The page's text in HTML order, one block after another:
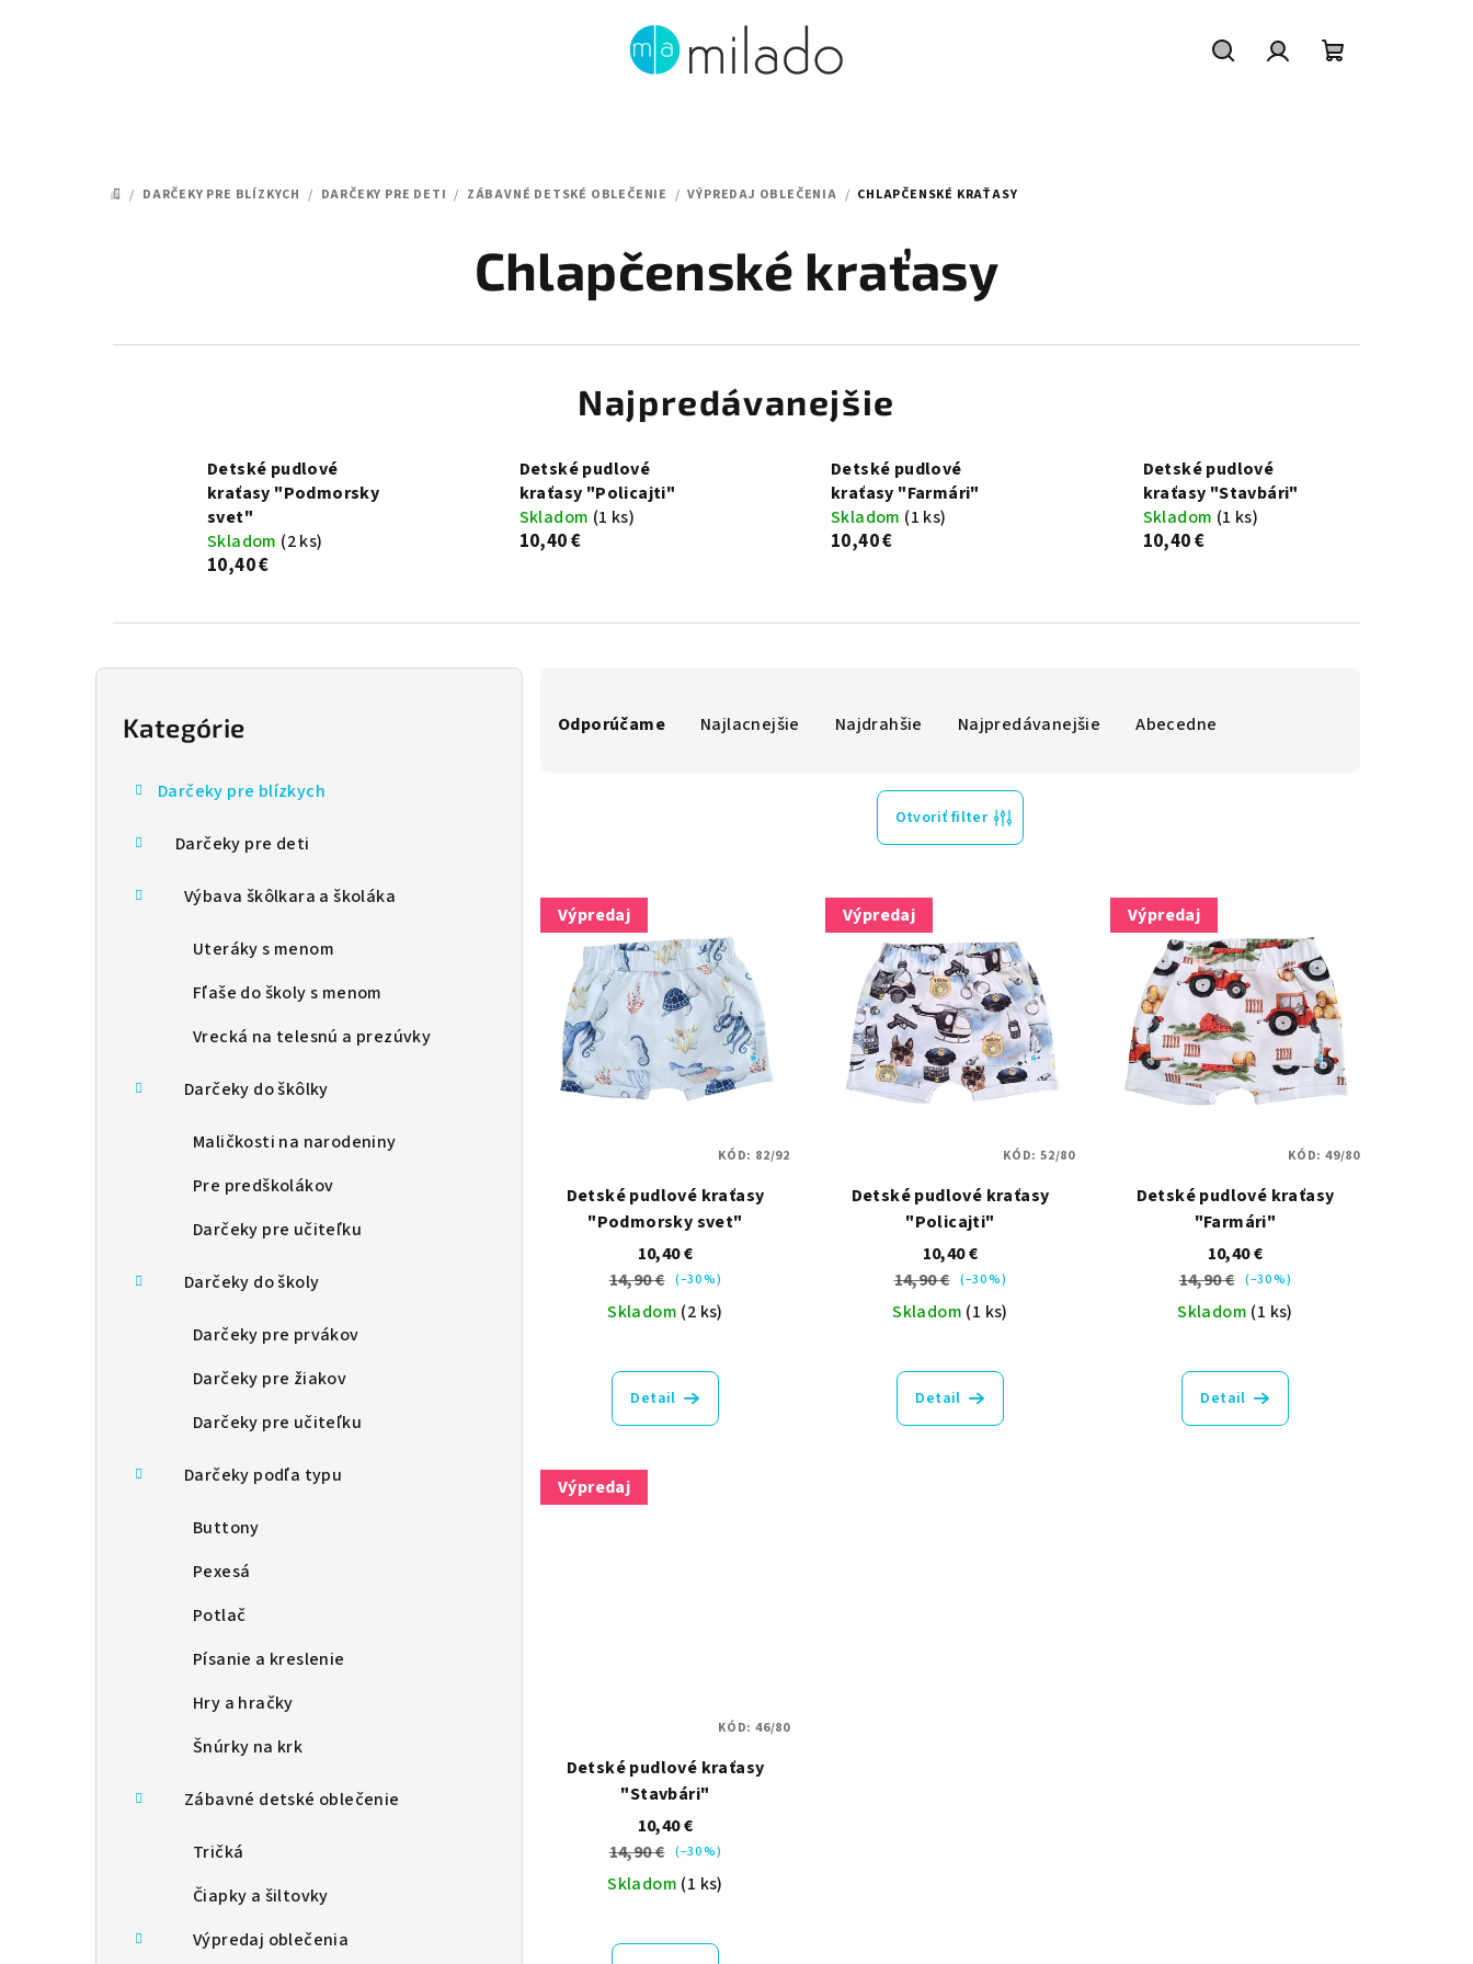
DOMOV
/ DARČEKY PRE BLÍZKYCH / DARČEKY PRE DETI / ZÁBAVNÉ DETSKÉ OBLEČENIE / VÝPREDAJ OBLEČENIA / CHLAPČENSKÉ KRAŤASY
Chlapčenské kraťasy
Najpredávanejšie
Detské pudlové
kraťasy "Podmorsky
svet"
Skladom (2 ks)
10,40 €
Detské pudlové
kraťasy "Policajti"
Skladom (1 ks)
10,40 €
Detské pudlové
kraťasy "Farmári"
Skladom (1 ks)
10,40 €
Detské pudlové
kraťasy "Stavbári"
Skladom (1 ks)
10,40 €
B
Preskočiť
kategórie
Kategórie
Darčeky pre blízkych
Darčeky pre deti
Výbava škôlkara a školáka
Uteráky s menom
Fľaše do školy s menom
Vrecká na telesnú a prezúvky
Darčeky do škôlky
Maličkosti na narodeniny
Pre predškolákov
Darčeky pre učiteľku
Darčeky do školy
Darčeky pre prvákov
Darčeky pre žiakov
Darčeky pre učiteľku
Darčeky podľa typu
Buttony
Pexesá
Potlač
Písanie a kreslenie
Hry a hračky
Šnúrky na krk
Zábavné detské oblečenie
Tričká
Čiapky a šiltovky
Výpredaj oblečenia
a
i
e
o
Odporúčame Najlacnejšie Najdrahšie Najpredávanejšie Abecedne
Otvoriť filter
V
ý
Výpredaj
Detské pudlové kraťasy
"Podmorsky svet"
10,40 €
14,90 € (–30 %)
Skladom (2 ks)
Detail
KÓD: 82/92
Výpredaj
Detské pudlové kraťasy
"Policajti"
10,40 €
14,90 € (–30 %)
Skladom (1 ks)
Detail
KÓD: 52/80
Výpredaj
Detské pudlové kraťasy
"Farmári"
10,40 €
14,90 € (–30 %)
Skladom (1 ks)
Detail
KÓD: 49/80
Výpredaj
Detské pudlové kraťasy
"Stavbári"
10,40 €
14,90 € (–30 %)
Skladom (1 ks)
KÓD: 46/80